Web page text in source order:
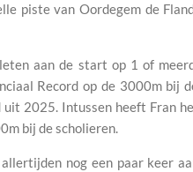
piste van Oordegem de
aan de start op 1 of
Record op de 3000m bij
2025. Intussen heeft Fran
bij de scholieren.
nog een paar keer